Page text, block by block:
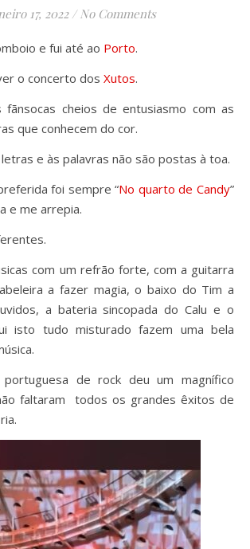
17, 2022 / No Comments
e fui até ao Porto.
o concerto dos Xutos.
fãnsocas cheios de entusiasmo com as
que conhecem do cor.
e às palavras não são postas à toa.
foi sempre “No quarto de Candy”
e me arrepia.
com um refrão forte, com a guitarra
a fazer magia, o baixo do Tim a
a bateria sincopada do Calu e o
isto tudo misturado fazem uma bela
de rock deu um magnífico
faltaram todos os grandes êxitos de